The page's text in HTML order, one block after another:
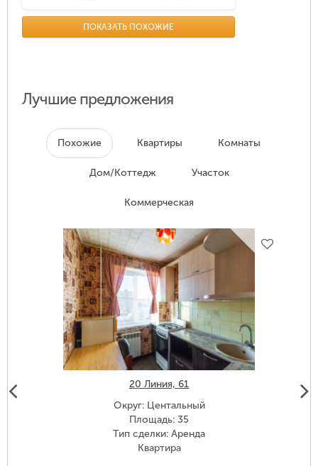
ПОКАЗАТЬ ПОХОЖИЕ
Лучшие предложения
Похожие Квартиры Комнаты
Дом/Коттедж Участок
Коммерческая
20 Линия, 61
Округ: Центальный
Площадь: 35
Тип сделки: Аренда
Квартира